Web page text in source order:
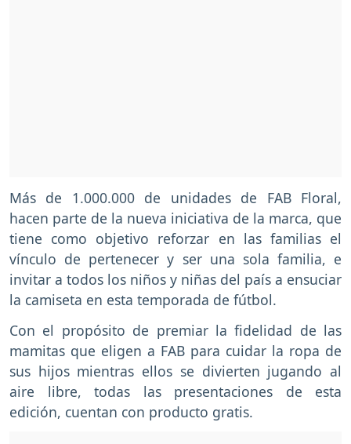
Más de 1.000.000 de unidades de FAB Floral,
hacen parte de la nueva iniciativa de la marca, que
tiene como objetivo reforzar en las familias el
vínculo de pertenecer y ser una sola familia, e
invitar a todos los niños y niñas del país a ensuciar
la camiseta en esta temporada de fútbol.
Con el propósito de premiar la fidelidad de las
mamitas que eligen a FAB para cuidar la ropa de
sus hijos mientras ellos se divierten jugando al
aire libre, todas las presentaciones de esta
edición, cuentan con producto gratis.